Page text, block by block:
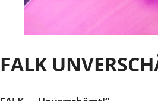
FALK